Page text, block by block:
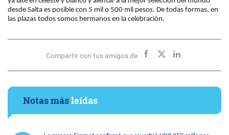
desde Salta es posible con 5 mil o 500 mil pesos. De todas formas, en
las plazas todos somos hermanos en la celebración.
Compartir con tus amigos de
Notas másleídas